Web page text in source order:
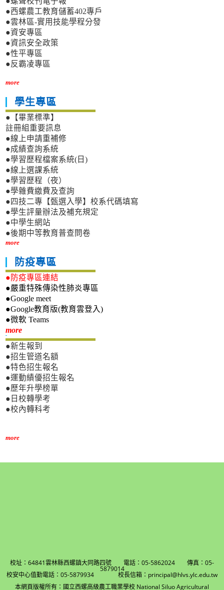
●西螺農工教育儲蓄402專戶
●雲林區-實用技能學程分發
●資安專區
●資訊安全政策
●性平專區
●反霸凌專區
more
學生專區
●【畢業標準】
註冊組重要訊息
●線上申請重補修
●成績查詢系統
●學習歷程檔案系統(日)
●線上選課系統
●學習歷程（夜）
●學雜費繳費及查詢
●四技二專【甄選入學】校系代碼填寫
●學生評量辦法及補充規定
●中學生網站
●後期中等教育普查問卷
more
防疫專區
●防疫專區連結
●嚴重特殊傳染性肺炎專區
●Google meet
●Google教育版(教育雲登入)
●微軟 Teams
more新生專區
●新生報到
●招生管道名額
●特色招生報名
●運動績優招生報名
●歷年升學榜單
●日校轉學考
●校內轉科考
more
校址：64841雲林縣西螺鎮大同路四號 電話：05-5862024 傳真：05-
5879014
校安中心值勤電話：05-5879934 校長信箱：principal@hlvs.ylc.edu.tw
本網頁版權所有：國立西螺高級農工職業學校 National Siluo Agricultural